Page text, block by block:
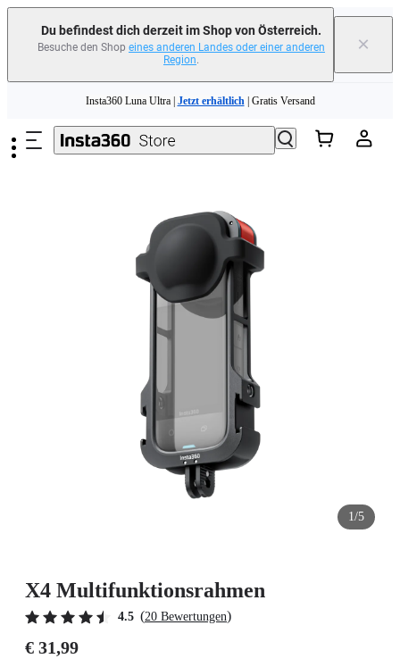
Du befindest dich derzeit im Shop von Österreich.
Besuche den Shop eines anderen Landes oder einer anderen
Region.
×
Insta360 Luna Ultra | Jetzt erhältlich| Gratis Versand
Tausche dein altes Gerät ein und erhalte Geld für deinen Neukauf.｜Mehr
Chat with our experts now!
Insta360 Luna Ultra | Jetzt erhältlich| Gratis Versand
1/5
X4 Multifunktionsrahmen
4.5 (20 Bewertungen)
€ 31,99